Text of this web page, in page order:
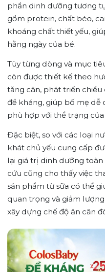
phần dinh dưỡng tương
gồm protein, chất béo,
khoáng chất thiết yếu,
hằng ngày của bé.
Tùy từng dòng và mục
còn được thiết kế theo
tăng cân, phát triển
đề kháng, giúp bố mẹ dễ
phù hợp với thể trạng của
Đặc biệt, so với các loại
khát chủ yếu cung cấp
lại giá trị dinh dưỡng toàn
cứu cũng cho thấy việc
sản phẩm từ sữa có thể
quan trọng và giảm
xây dựng chế độ ăn cân